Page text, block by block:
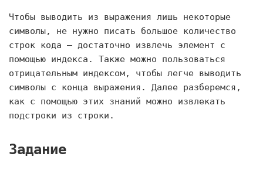
Чтобы выводить из выражения лишь некоторые
символы, не нужно писать большое количество
строк кода — достаточно извлечь элемент с
помощью индекса. Также можно пользоваться
отрицательным индексом, чтобы легче выводить
символы с конца выражения. Далее разберемся,
как с помощью этих знаний можно извлекать
подстроки из строки.
Задание